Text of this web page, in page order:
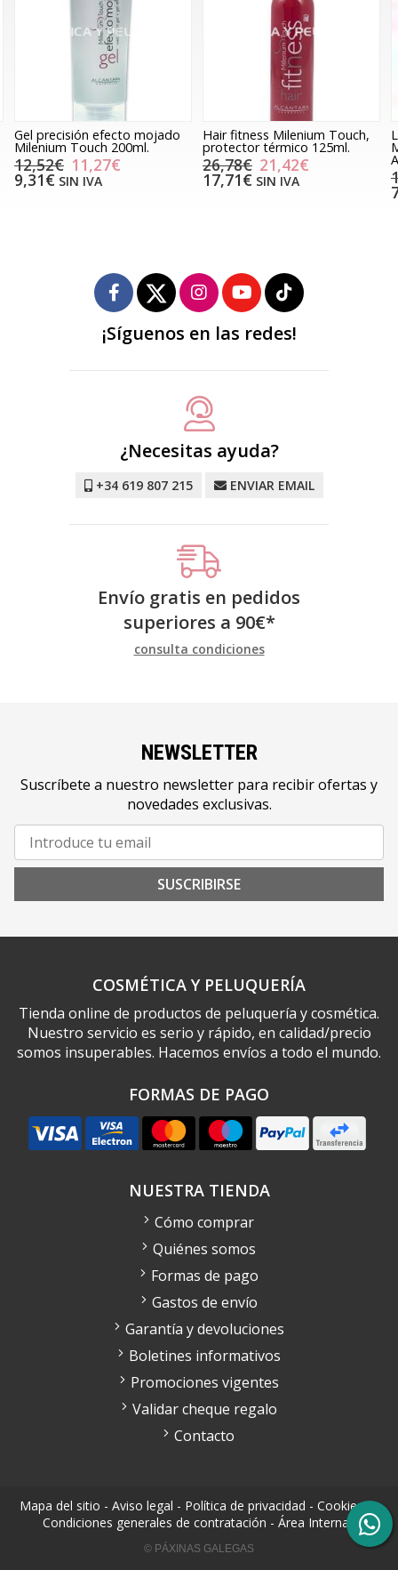
Gel precisión efecto mojado
Milenium Touch 200ml.
12,52€ 11,27€
9,31€ SIN IVA
Hair fitness Milenium Touch,
protector térmico 125ml.
26,78€ 21,42€
17,71€ SIN IVA
¡Síguenos en las redes!
¿Necesitas ayuda?
+34 619 807 215 ENVIAR EMAIL
Envío gratis en pedidos
superiores a 90€*
consulta condiciones
NEWSLETTER
Suscríbete a nuestro newsletter para recibir ofertas y
novedades exclusivas.
SUSCRIBIRSE
COSMÉTICA Y PELUQUERÍA
Tienda online de productos de peluquería y cosmética.
Nuestro servicio es serio y rápido, en calidad/precio
somos insuperables. Hacemos envíos a todo el mundo.
FORMAS DE PAGO
NUESTRA TIENDA
Cómo comprar
Quiénes somos
Formas de pago
Gastos de envío
Garantía y devoluciones
Boletines informativos
Promociones vigentes
Validar cheque regalo
Contacto
Mapa del sitio - Aviso legal - Política de privacidad - Cookies-
Condiciones generales de contratación - Área Interna
© PÁXINAS GALEGAS